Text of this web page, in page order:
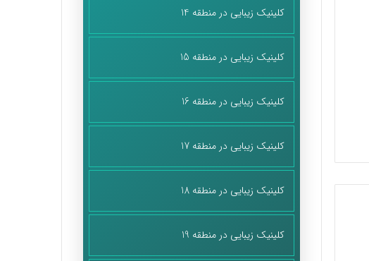
کلینیک زیبایی در منطقه 14
کلینیک زیبایی در منطقه 15
کلینیک زیبایی در منطقه 16
کلینیک زیبایی در منطقه 17
کلینیک زیبایی در منطقه 18
کلینیک زیبایی در منطقه 19